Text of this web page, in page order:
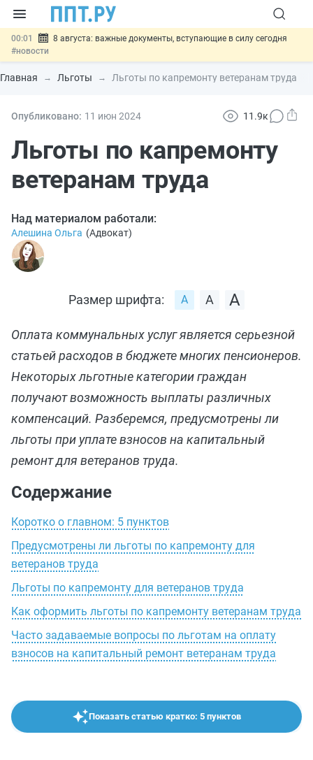
00:01
8 августа: важные документы, вступающие в силу сегодня
#новости
07.08 Подписан закон о блокировке продажи опасных товаров через
«Честный знак»#новости
07.08 Госпошлину за устранение ошибок в документах предлагают
07.08
отношений#новости
Главная Льготы Льготы по капремонту ветеранам труда
Опубликовано: 11 июн 2024 11.9к
Льготы по капремонту
ветеранам труда
Над материалом работали:
Алешина Ольга (Адвокат)
Размер шрифта:
Оплата коммунальных услуг является серьезной
статьей расходов в бюджете многих пенсионеров.
Некоторых льготные категории граждан
получают возможность выплаты различных
компенсаций. Разберемся, предусмотрены ли
льготы при уплате взносов на капитальный
ремонт для ветеранов труда.
Содержание
Коротко о главном: 5 пунктов
Предусмотрены ли льготы по капремонту для
ветеранов труда
Льготы по капремонту для ветеранов труда
Как оформить льготы по капремонту ветеранам труда
Часто задаваемые вопросы по льготам на оплату
взносов на капитальный ремонт ветеранам труда
Показать статью кратко: 5 пунктов